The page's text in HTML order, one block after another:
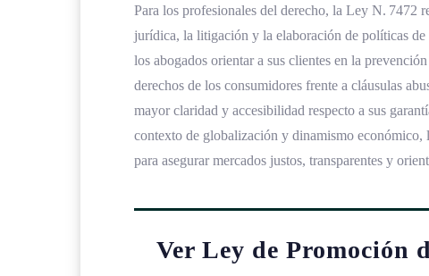
Para los profesionales del derecho, la Ley N. 7472
jurídica, la litigación y la elaboración de políticas
los abogados orientar a sus clientes en la
derechos de los consumidores frente a cláusulas
mayor claridad y accesibilidad respecto a sus
contexto de globalización y dinamismo económico,
para asegurar mercados justos, transparentes y
Ver Ley de Promoción